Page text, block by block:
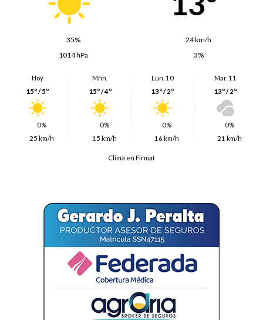
35%
24 km/h
1014 hPa
3%
Hoy
15º / 5º
0%
25 km/h
Mñn.
15º / 4º
0%
15 km/h
Lun. 10
13º / 2º
0%
16 km/h
Mar. 11
13º / 2º
0%
21 km/h
Clima en Firmat